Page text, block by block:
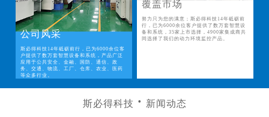
公司风采
斯必得科技14年砥砺前行，已为6000余位客
户提供了数万套智慧设备和系统，产品广泛
应用于公共安全、金融、国防、通信、政
务、交通、物流、工厂、仓库、农业、医药
等众多行业。
覆盖市场
努力只为您的满意；斯必得科技14年砥砺前
行，已为6000余位客户提供了数万套智慧设
备和系统，35家上市选择，4900家集成商共
同选择了我们的动力环境监控产品。
斯必得科技 新闻动态